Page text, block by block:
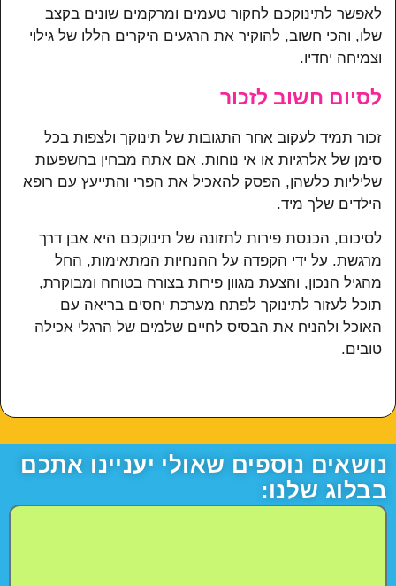
לאפשר לתינוקכם לחקור טעמים ומרקמים שונים בקצב
שלו, והכי חשוב, להוקיר את הרגעים היקרים הללו של גילוי
וצמיחה יחדיו.
לסיום חשוב לזכור
זכור תמיד לעקוב אחר התגובות של תינוקך ולצפות בכל
סימן של אלרגיות או אי נוחות. אם אתה מבחין בהשפעות
שליליות כלשהן, הפסק להאכיל את הפרי והתייעץ עם רופא
הילדים שלך מיד.
לסיכום, הכנסת פירות לתזונה של תינוקכם היא אבן דרך
מרגשת. על ידי הקפדה על ההנחיות המתאימות, החל
מהגיל הנכון, והצעת מגוון פירות בצורה בטוחה ומבוקרת,
תוכל לעזור לתינוקך לפתח מערכת יחסים בריאה עם
האוכל ולהניח את הבסיס לחיים שלמים של הרגלי אכילה
טובים.
נושאים נוספים שאולי יעניינו אתכם
בבלוג שלנו: